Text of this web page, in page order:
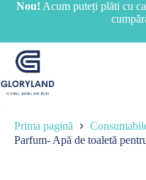
SariNou! Acum puteți plăti cu
Prima pagină
Parfum- Apă de toaletă